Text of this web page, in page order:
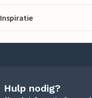
Inspiratie
Hulp nodig?